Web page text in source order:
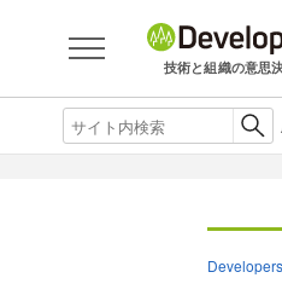
技術と組織の意思